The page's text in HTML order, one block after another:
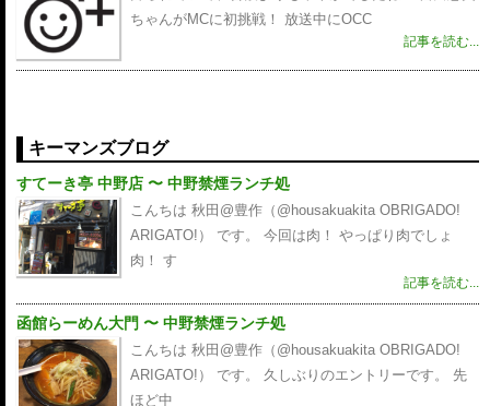
ちゃんがMCに初挑戦！ 放送中にOCC
記事を読む...
キーマンズブログ
すてーき亭 中野店 〜 中野禁煙ランチ処
こんちは 秋田@豊作（@housakuakita‎ OBRIGADO!
ARIGATO!） です。 今回は肉！ やっぱり肉でしょ
肉！ す
記事を読む...
函館らーめん大門 〜 中野禁煙ランチ処
こんちは 秋田@豊作（@housakuakita‎ OBRIGADO!
ARIGATO!） です。 久しぶりのエントリーです。 先
ほど中